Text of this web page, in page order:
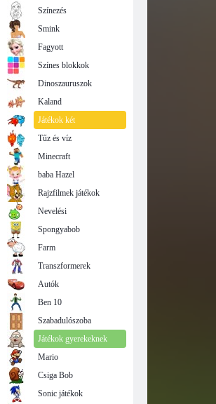
Színezés
Smink
Fagyott
Színes blokkok
Dinoszauruszok
Kaland
Játékok két
Tűz és víz
Minecraft
baba Hazel
Rajzfilmek játékok
Nevelési
Spongyabob
Farm
Transzformerek
Autók
Ben 10
Szabadulószoba
Játékok gyerekeknek
Mario
Csiga Bob
Sonic játékok